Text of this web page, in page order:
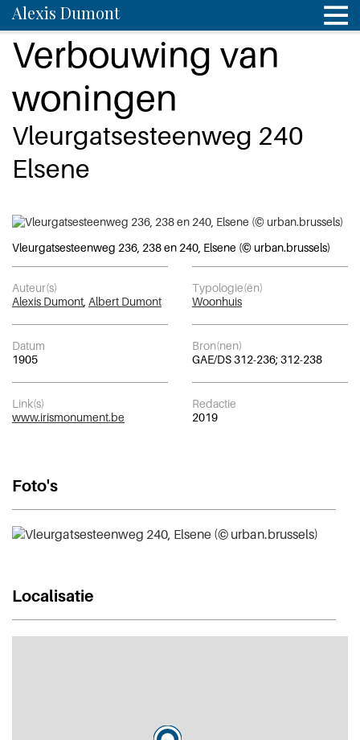
Alexis Dumont
Verbouwing van
woningen
Vleurgatsesteenweg 240
Elsene
Vleurgatsesteenweg 236, 238 en 240, Elsene (© urban.brussels)
Auteur(s)
Alexis Dumont Albert Dumont
Typologie(ën)
Woonhuis
Datum
1905
Bron(nen)
GAE/DS 312-236; 312-238
Link(s)
www.irismonument.be
Redactie
2019
Foto's
Localisatie